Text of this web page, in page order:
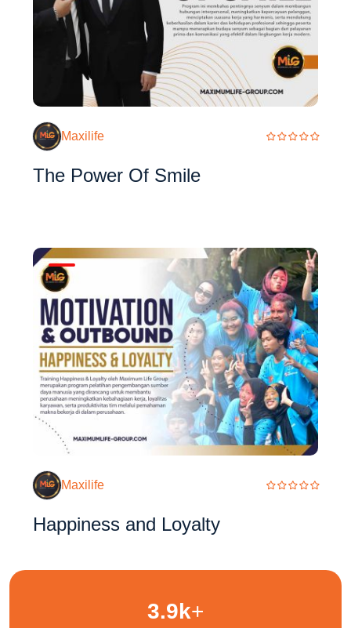
Maxilife
The Power Of Smile
Maxilife
Happiness and Loyalty
3.9k+